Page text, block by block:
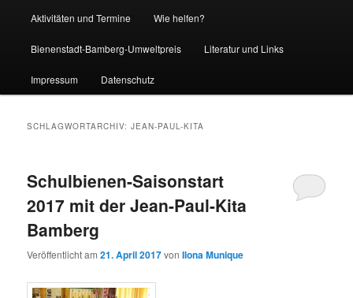
Aktivitäten und Termine Wie helfen?
Bienenstadt-Bamberg-Umweltpreis Literatur und Links
Impressum Datenschutz
SCHLAGWORTARCHIV:JEAN-PAUL-KITA
Schulbienen-Saisonstart
2017 mit der Jean-Paul-Kita
Bamberg
Veröffentlicht am21. April 2017vonIlona Munique